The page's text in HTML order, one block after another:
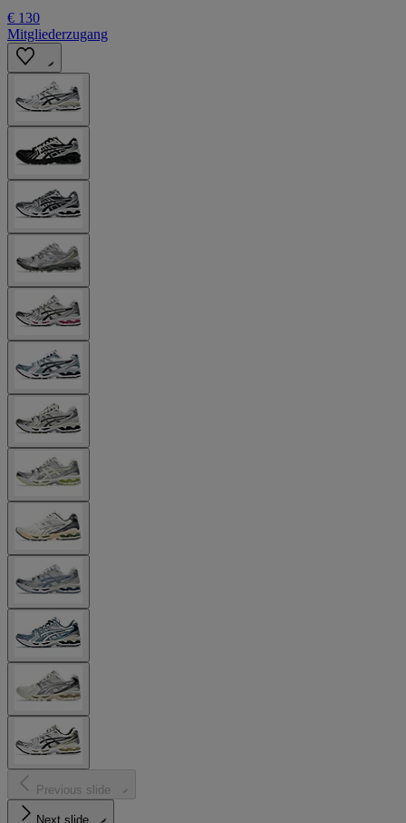
€ 130
Mitgliederzugang
Previous slide
Next slide